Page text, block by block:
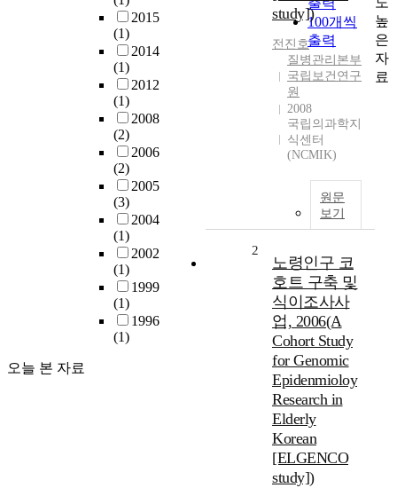
2015
(1)
2014
(1)
2012
(1)
2008
(2)
2006
(2)
2005
(3)
2004
(1)
2002
(1)
1999
(1)
1996
(1)
오늘 본 자료
출력
100개씩
출력
study])
전진호
질병관리본부
국립보건연구
원
2008
국립의과학지
식센터
(NCMIK)
원문
보기
2
노령인구 코
호트 구축 및
식이조사사
업, 2006(A
Cohort Study
for Genomic
Epidenmioloy
Research in
Elderly
Korean
[ELGENCO
study])
높
은
자
료